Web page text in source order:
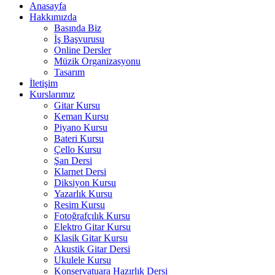
Anasayfa
Hakkımızda
Basında Biz
İş Başvurusu
Online Dersler
Müzik Organizasyonu
Tasarım
İletişim
Kurslarımız
Gitar Kursu
Keman Kursu
Piyano Kursu
Bateri Kursu
Çello Kursu
Şan Dersi
Klarnet Dersi
Diksiyon Kursu
Yazarlık Kursu
Resim Kursu
Fotoğrafçılık Kursu
Elektro Gitar Kursu
Klasik Gitar Kursu
Akustik Gitar Dersi
Ukulele Kursu
Konservatuara Hazırlık Dersi